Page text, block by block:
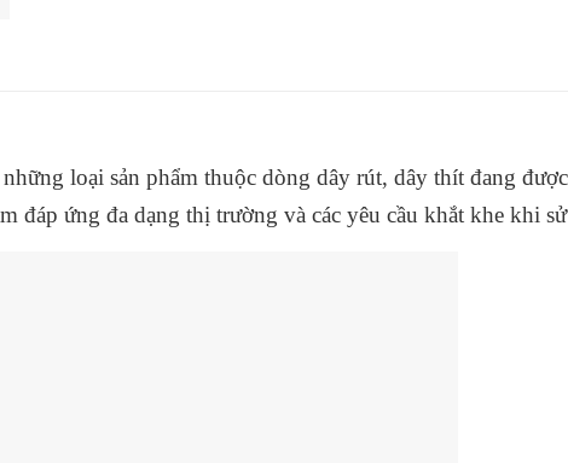
loại sản phẩm thuộc dòng dây rút, dây thít đang
đáp ứng đa dạng thị trường và các yêu cầu khắt khe khi